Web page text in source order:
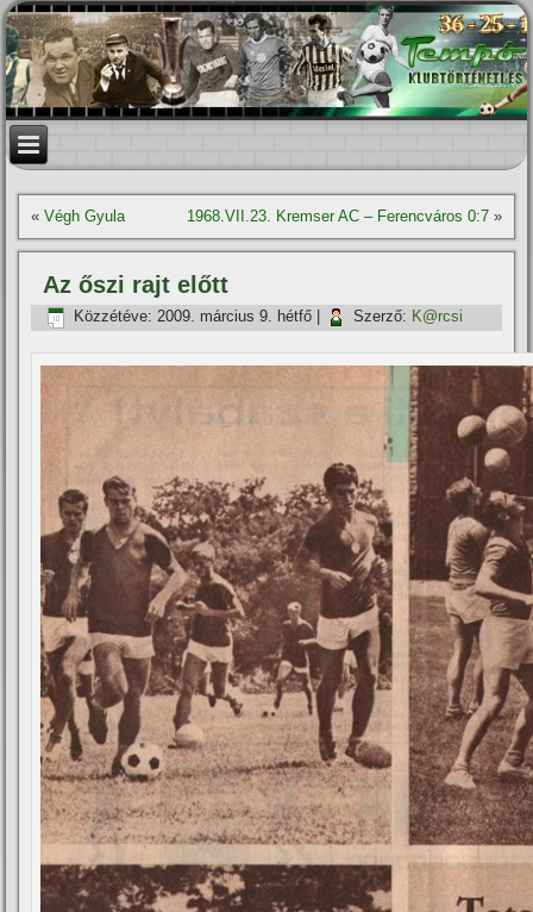
«Végh Gyula 1968.VII.23. Kremser AC – Ferencváros 0:7»
Az őszi rajt előtt
Közzétéve: 2009. március 9. hétfő Szerző: K@rcsi